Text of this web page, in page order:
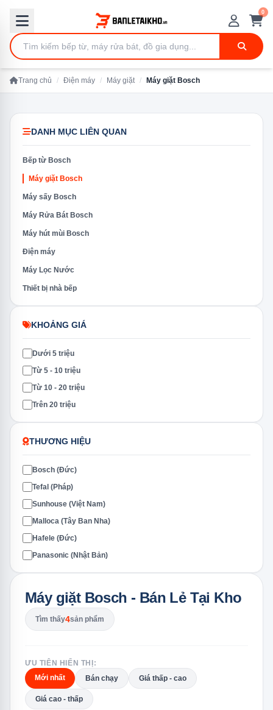
0
Trang chủ / Điện máy / Máy giặt / Máy giặt Bosch
DANH MỤC LIÊN QUAN
Bếp từ Bosch
Máy giặt Bosch
Máy sấy Bosch
Máy Rửa Bát Bosch
Máy hút mùi Bosch
Điện máy
Máy Lọc Nước
Thiết bị nhà bếp
KHOẢNG GIÁ
Dưới 5 triệu
Từ 5 - 10 triệu
Từ 10 - 20 triệu
Trên 20 triệu
THƯƠNG HIỆU
Bosch (Đức)
Tefal (Pháp)
Sunhouse (Việt Nam)
Malloca (Tây Ban Nha)
Hafele (Đức)
Panasonic (Nhật Bản)
Máy giặt Bosch - Bán Lẻ Tại Kho
Tìm thấy4sản phẩm
ƯU TIÊN HIỂN THỊ:
Mới nhất
Bán chạy Giá thấp - cao
Giá cao - thấp